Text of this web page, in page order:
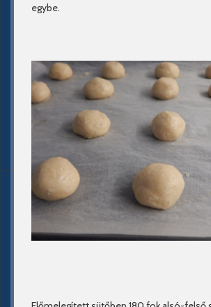
egybe.